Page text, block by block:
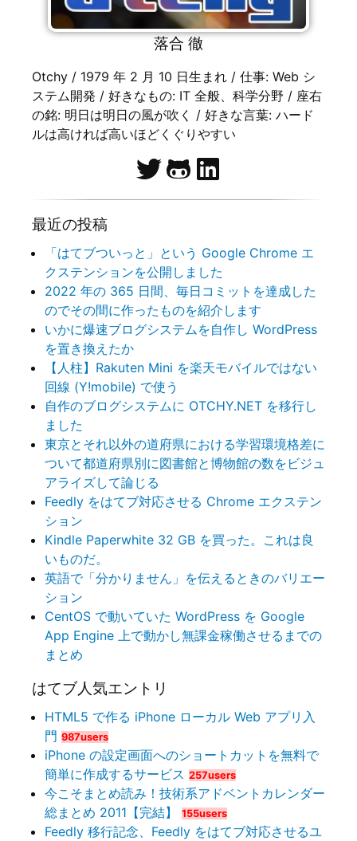
落合 徹
Otchy / 1979 年 2 月 10 日生まれ / 仕事: Web シ
ステム開発 / 好きなもの: IT 全般、科学分野 / 座右
の銘: 明日は明日の風が吹く / 好きな言葉: ハード
ルは高ければ高いほどくぐりやすい
最近の投稿
「はてブついっと」という Google Chrome エ
クステンションを公開しました
2022 年の 365 日間、毎日コミットを達成した
のでその間に作ったものを紹介します
いかに爆速ブログシステムを自作し WordPress
を置き換えたか
【人柱】Rakuten Mini を楽天モバイルではない
回線 (Y!mobile) で使う
自作のブログシステムに OTCHY.NET を移行し
ました
東京とそれ以外の道府県における学習環境格差に
ついて都道府県別に図書館と博物館の数をビジュ
アライズして論じる
Feedly をはてブ対応させる Chrome エクステン
ション
Kindle Paperwhite 32 GB を買った。これは良
いものだ。
英語で「分かりません」を伝えるときのバリエー
ション
CentOS で動いていた WordPress を Google
App Engine 上で動かし無課金稼働させるまでの
まとめ
はてブ人気エントリ
HTML5 で作る iPhone ローカル Web アプリ入
門 987users
iPhone の設定画面へのショートカットを無料で
簡単に作成するサービス 257users
今こそまとめ読み！技術系アドベントカレンダー
総まとめ 2011【完結】
155users
Feedly 移行記念、Feedly をはてブ対応させるユ